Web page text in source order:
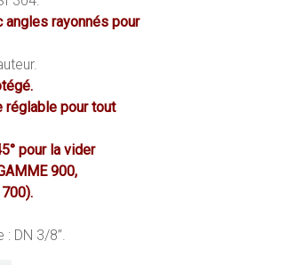
angles rayonnés pour
réglable pour tout
pour la vider
900,
DN 3/8’’.